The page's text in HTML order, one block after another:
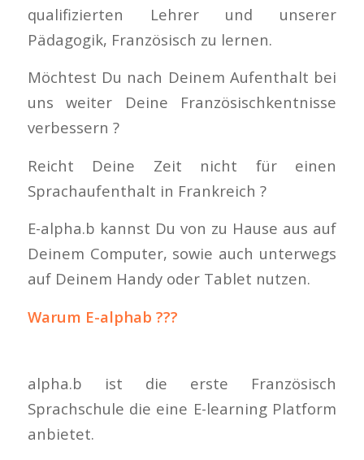
qualifizierten Lehrer und unserer
Pädagogik, Französisch zu lernen.
Möchtest Du nach Deinem Aufenthalt bei
uns weiter Deine Französischkentnisse
verbessern ?
Reicht Deine Zeit nicht für einen
Sprachaufenthalt in Frankreich ?
E-alpha.b kannst Du von zu Hause aus auf
Deinem Computer, sowie auch unterwegs
auf Deinem Handy oder Tablet nutzen.
Warum E-alphab ???
alpha.b ist die erste Französisch
Sprachschule die eine E-learning Platform
anbietet.